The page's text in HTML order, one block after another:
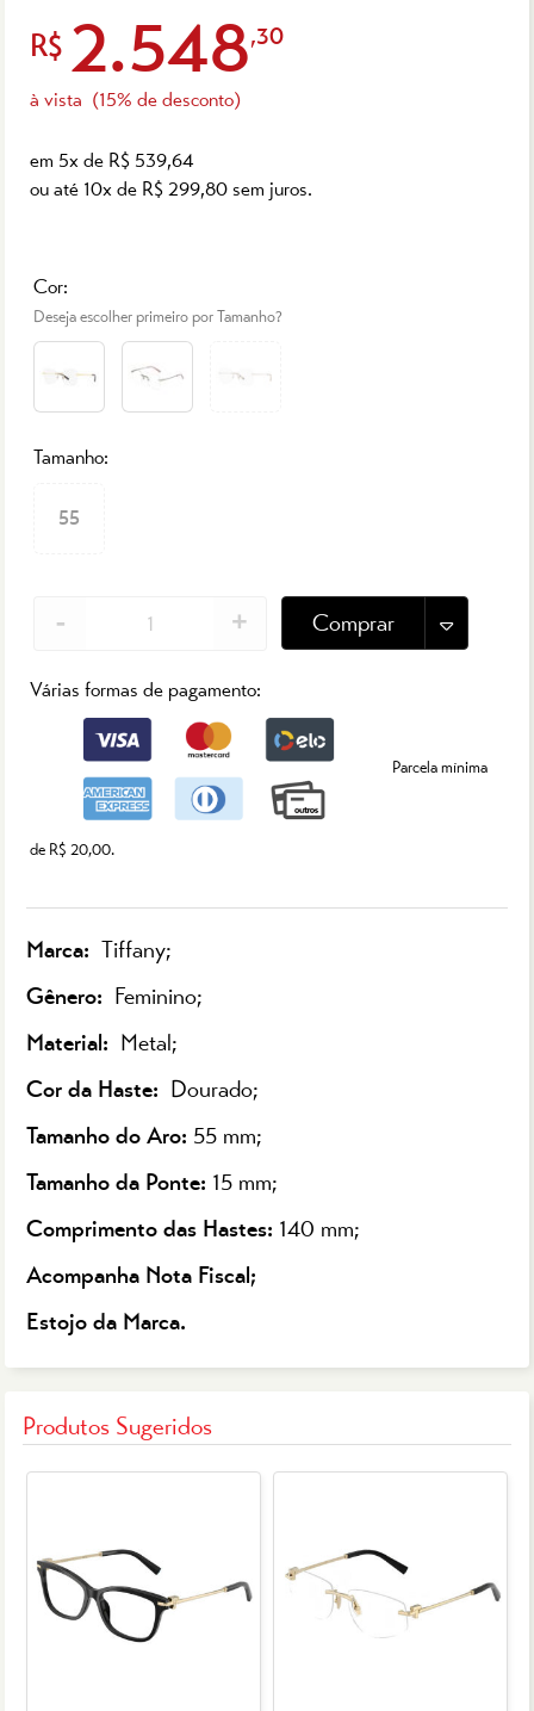
R$ 2.548,30
à vista (15% de desconto)
em 5x de R$ 539,64
ou até 10x de R$ 299,80 sem juros.
Cor:
Deseja escolher primeiro por Tamanho?
Tamanho:
55
- + Comprar
Várias formas de pagamento:
Parcela mínima
de R$ 20,00.
Marca: Tiffany;
Gênero: Feminino;
Material: Metal;
Cor da Haste: Dourado;
Tamanho do Aro: 55 mm;
Tamanho da Ponte: 15 mm;
Comprimento das Hastes: 140 mm;
Acompanha Nota Fiscal;
Estojo da Marca.
Produtos Sugeridos